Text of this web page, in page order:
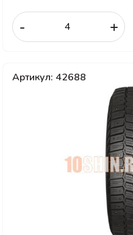
- +
Артикул: 42688